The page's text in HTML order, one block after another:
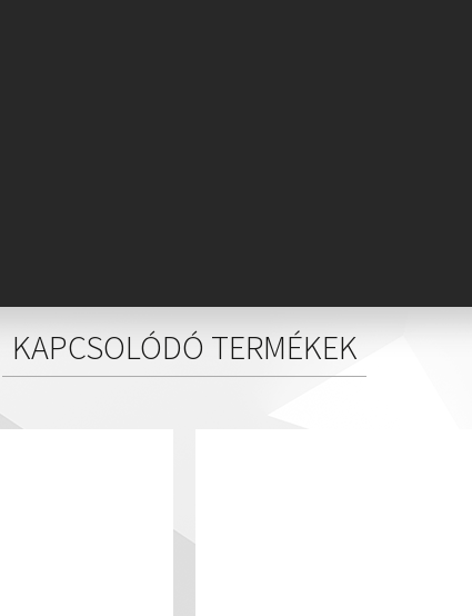
KAPCSOLÓDÓ TERMÉKEK